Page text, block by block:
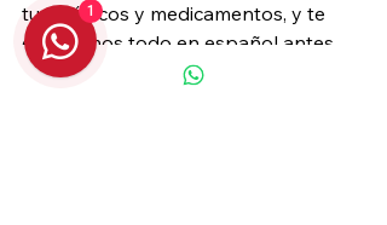
tus médicos y medicamentos, y te
explicamos todo en español antes
de que decidas.
1